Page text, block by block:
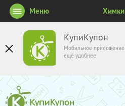
КупиКупон
Мобильное приложение
ещё удобнее
Меню Химки